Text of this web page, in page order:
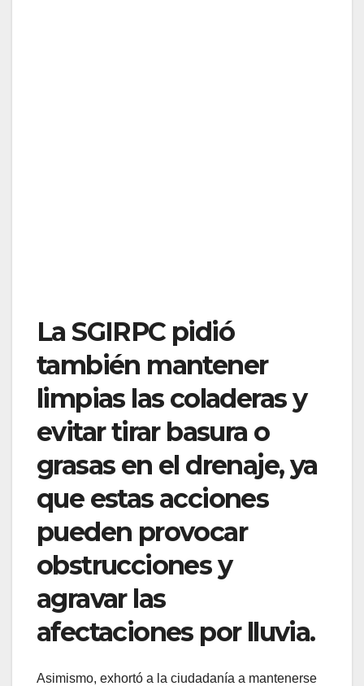
La SGIRPC pidió
también mantener
limpias las coladeras y
evitar tirar basura o
grasas en el drenaje, ya
que estas acciones
pueden provocar
obstrucciones y
agravar las
afectaciones por lluvia.
Asimismo, exhortó a la ciudadanía a mantenerse